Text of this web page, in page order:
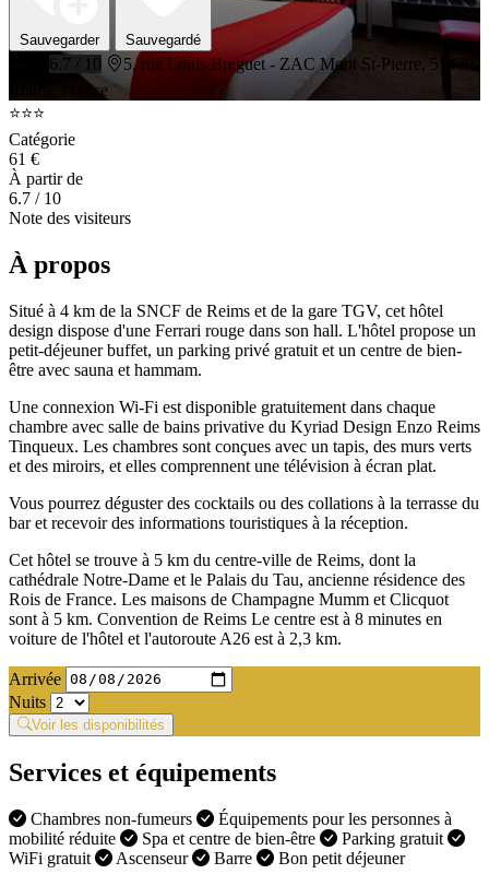
Sauvegarder Sauvegardé
6.7 / 10
5, rue Louis Breguet - ZAC Mont St-Pierre, 51430
Reims, France
⭐⭐⭐
Catégorie
61 €
À partir de
6.7 / 10
Note des visiteurs
À propos
Situé à 4 km de la SNCF de Reims et de la gare TGV, cet hôtel
design dispose d'une Ferrari rouge dans son hall. L'hôtel propose un
petit-déjeuner buffet, un parking privé gratuit et un centre de bien-
être avec sauna et hammam.
Une connexion Wi-Fi est disponible gratuitement dans chaque
chambre avec salle de bains privative du Kyriad Design Enzo Reims
Tinqueux. Les chambres sont conçues avec un tapis, des murs verts
et des miroirs, et elles comprennent une télévision à écran plat.
Vous pourrez déguster des cocktails ou des collations à la terrasse du
bar et recevoir des informations touristiques à la réception.
Cet hôtel se trouve à 5 km du centre-ville de Reims, dont la
cathédrale Notre-Dame et le Palais du Tau, ancienne résidence des
Rois de France. Les maisons de Champagne Mumm et Clicquot
sont à 5 km. Convention de Reims Le centre est à 8 minutes en
voiture de l'hôtel et l'autoroute A26 est à 2,3 km.
Arrivée
Nuits
Voir les disponibilités
Services et équipements
Chambres non-fumeurs
Équipements pour les personnes à
mobilité réduite
Spa et centre de bien-être
Parking gratuit
WiFi gratuit
Ascenseur Barre Bon petit déjeuner